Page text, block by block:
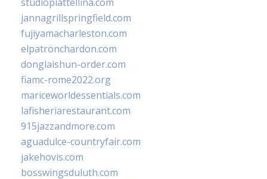
jannagrillspringfield.com
fujiyamacharleston.com
elpatronchardon.com
donglaishun-order.com
fiamc-rome2022.org
mariceworldessentials.com
lafisheriarestaurant.com
915jazzandmore.com
aguadulce-countryfair.com
jakehovis.com
bosswingsduluth.com